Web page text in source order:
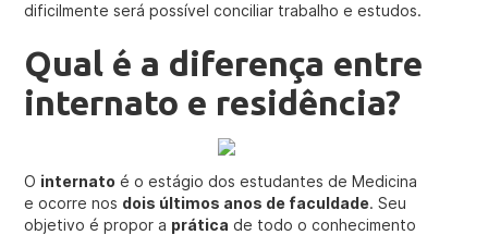
dificilmente será possível conciliar trabalho e estudos.
Qual é a diferença entre
internato e residência?
O internato é o estágio dos estudantes de Medicina
e ocorre nos dois últimos anos de faculdade. Seu
objetivo é propor a prática de todo o conhecimento